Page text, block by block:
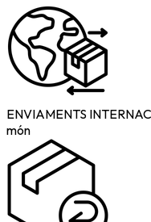
ENVIAMENTS
món